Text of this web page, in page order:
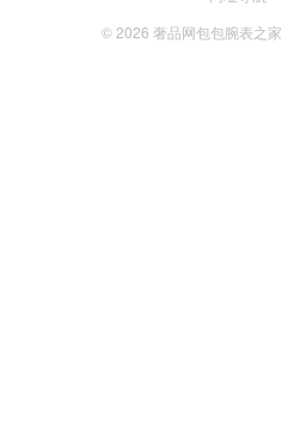
© 2026 奢品网包包腕表之家